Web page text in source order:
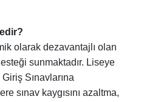
olarak dezavantajlı olan
sunmaktadır. Liseye
Sınavlarına
sınav kaygısını azaltma,